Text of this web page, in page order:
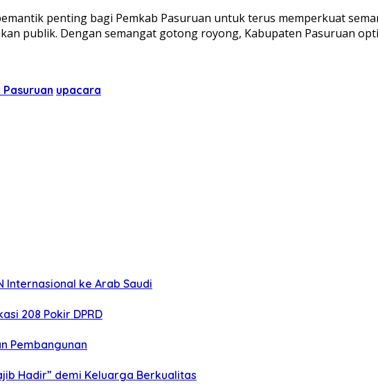
penting bagi Pemkab Pasuruan untuk terus memperkuat
publik. Dengan semangat gotong royong, Kabupaten Pasuruan
Pasuruan upacara
Internasional ke Arab Saudi
208 Pokir DPRD
Pembangunan
Hadir” demi Keluarga Berkualitas